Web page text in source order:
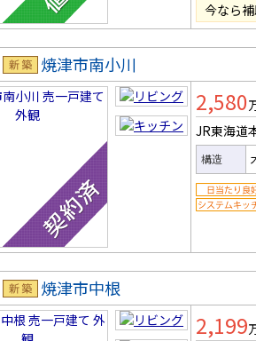
今なら
新築
焼津市南小川
2,580
JR東海道
構造
新築
焼津市中根
2,199